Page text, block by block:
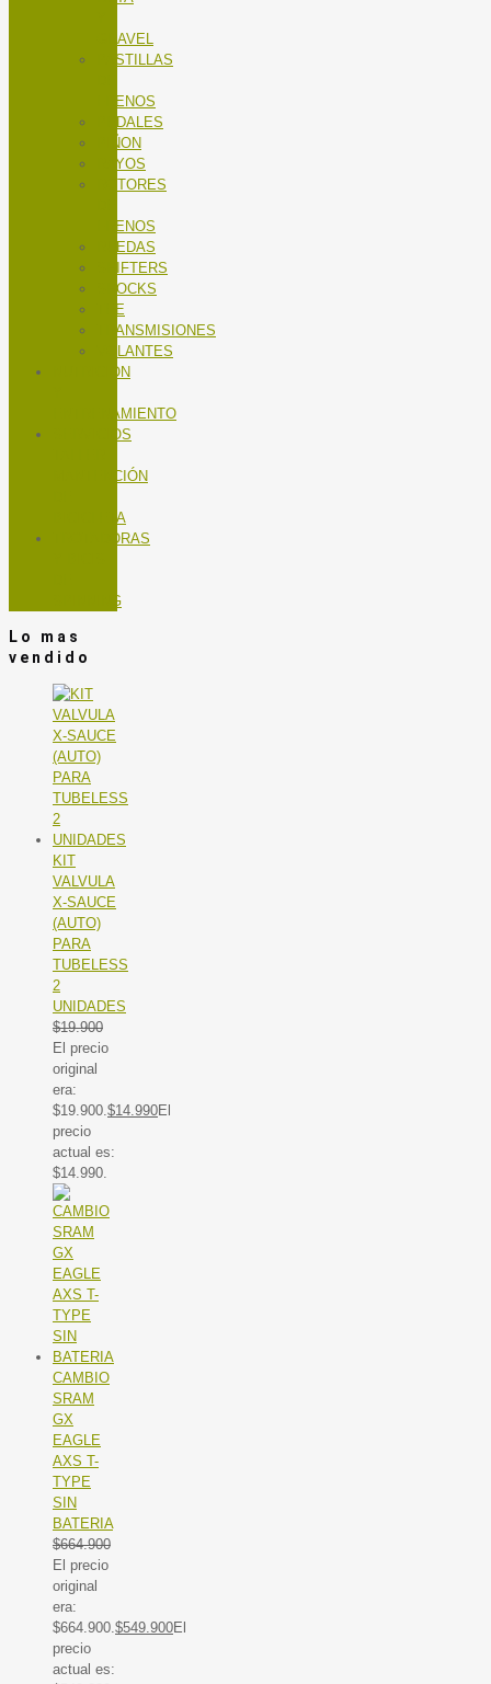
GRAVEL
PASTILLAS
FRENOS
PEDALES
PIÑON
RAYOS
ROTORES
FRENOS
RUEDAS
SHIFTERS
SHOCKS
TEE
TRANSMISIONES
VOLANTES
NUTRICIÓN
ENTRENAMIENTO
SERVICIOS
MANTENCIÓN
BICICLETA
TROTADORAS
SPINNING
Lo mas
vendido
KIT
VALVULA
X-SAUCE
(AUTO)
PARA
TUBELESS
2
UNIDADES
$19.900
El precio
original
era:
$19.900.$14.990El
precio
actual es:
$14.990.
CAMBIO
SRAM
GX
EAGLE
AXS T-
TYPE
SIN
BATERIA
$664.900
El precio
original
era:
$664.900.$549.900El
precio
actual es: